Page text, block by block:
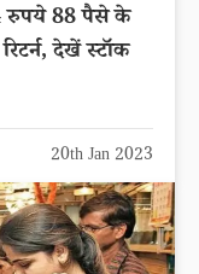
रुपये 88 पैसे के
देखें स्टॉक
20th Jan 2023